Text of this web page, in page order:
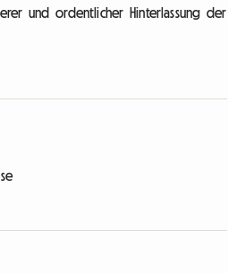
und ordentlicher Hinterlassung der